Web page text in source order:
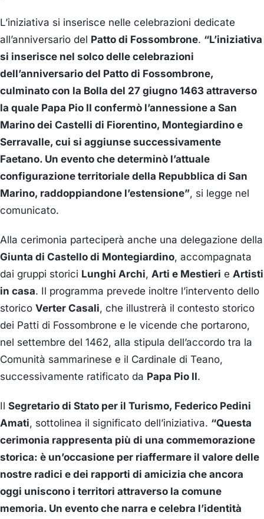
L’iniziativa si inserisce nelle celebrazioni dedicate
all’anniversario del Patto di Fossombrone. “L’iniziativa
si inserisce nel solco delle celebrazioni
dell’anniversario del Patto di Fossombrone,
culminato con la Bolla del 27 giugno 1463 attraverso
la quale Papa Pio II confermò l’annessione a San
Marino dei Castelli di Fiorentino, Montegiardino e
Serravalle, cui si aggiunse successivamente
Faetano. Un evento che determinò l’attuale
configurazione territoriale della Repubblica di San
Marino, raddoppiandone l’estensione”, si legge nel
comunicato.
Alla cerimonia parteciperà anche una delegazione della
Giunta di Castello di Montegiardino, accompagnata
dai gruppi storici Lunghi Archi, Arti e Mestieri e Artisti
in casa. Il programma prevede inoltre l’intervento dello
storico Verter Casali, che illustrerà il contesto storico
dei Patti di Fossombrone e le vicende che portarono,
nel settembre del 1462, alla stipula dell’accordo tra la
Comunità sammarinese e il Cardinale di Teano,
successivamente ratificato da Papa Pio II.
Il Segretario di Stato per il Turismo, Federico Pedini
Amati, sottolinea il significato dell’iniziativa. “Questa
cerimonia rappresenta più di una commemorazione
storica: è un’occasione per riaffermare il valore delle
nostre radici e dei rapporti di amicizia che ancora
oggi uniscono i territori attraverso la comune
memoria. Un evento che narra e celebra l’identità